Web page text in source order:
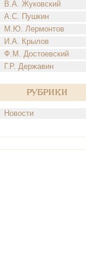
В.А. Жуковский
А.С. Пушкин
М.Ю. Лермонтов
И.А. Крылов
Ф.М. Достоевский
Г.Р. Державин
Рубрики
Новости